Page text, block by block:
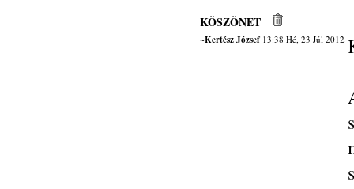
KÖSZÖNET
~Kertész József13:38 Hé, 23 Júl 2012